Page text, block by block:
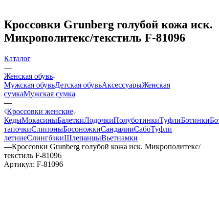
Кроссовки Grunberg голубой кожа иск.
Микрополитекс/текстиль F-81096
Каталог
—
Женская обувь
Мужская обувьДетская обувьАксессуарыЖенская
сумкаМужская сумка
—
Кроссовки женские
КедыМокасиныБалеткиЛодочкиПолуботинкиТуфлиБотинки
тапочкиСлипоныБосоножкиСандалииСабоТуфли
летниеСлингбэкиШлепанцыВьетнамки
—Кроссовки Grunberg голубой кожа иск. Микрополитекс/
текстиль F-81096
Артикул: F-81096